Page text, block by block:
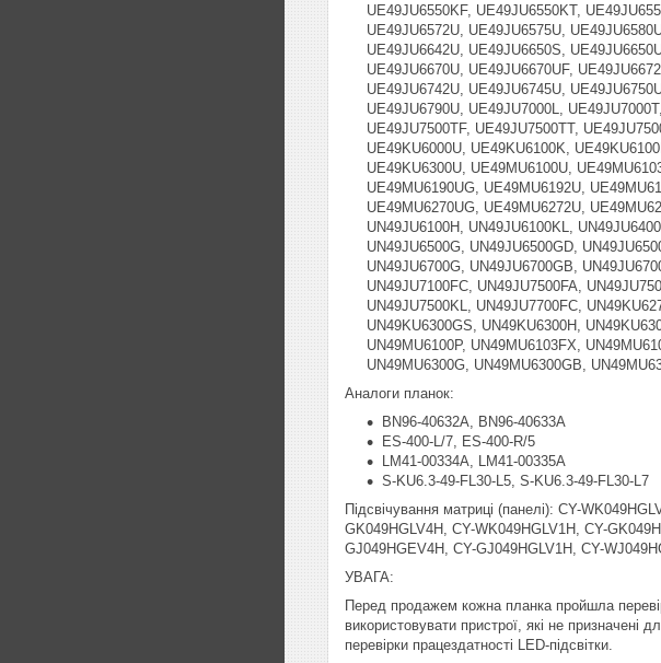
UE49JU6550KF, UE49JU6550KT,
UE49JU6572U, UE49JU6575U,
UE49JU6642U, UE49JU6650S,
UE49JU6670U, UE49JU6670UF,
UE49JU6742U, UE49JU6745U,
UE49JU6790U, UE49JU7000L,
UE49JU7500TF, UE49JU7500TT,
UE49KU6000U, UE49KU6100K,
UE49KU6300U, UE49MU6100U,
UE49MU6190UG, UE49MU6192U,
UE49MU6270UG, UE49MU6272U,
UN49JU6100H, UN49JU6100KL,
UN49JU6500G, UN49JU6500GD,
UN49JU6700G, UN49JU6700GB,
UN49JU7100FC, UN49JU7500FA,
UN49JU7500KL, UN49JU7700FC,
UN49KU6300GS, UN49KU6300H,
UN49MU6100P, UN49MU6103FX,
UN49MU6300G, UN49MU6300GB,
Аналоги планок:
BN96-40632A, BN96-40633A
ES-400-L/7, ES-400-R/5
LM41-00334A, LM41-00335A
S-KU6.3-49-FL30-L5, S-KU6.3-49-FL30-L7
Підсвічування матриці (панелі): CY-
GK049HGLV4H, CY-WK049HGLV1H, CY-
GJ049HGEV4H, CY-GJ049HGLV1H, CY-
УВАГА:
Перед продажем кожна планка пройшла
використовувати пристрої, які не призначені
перевірки працездатності LED-підсвітки.